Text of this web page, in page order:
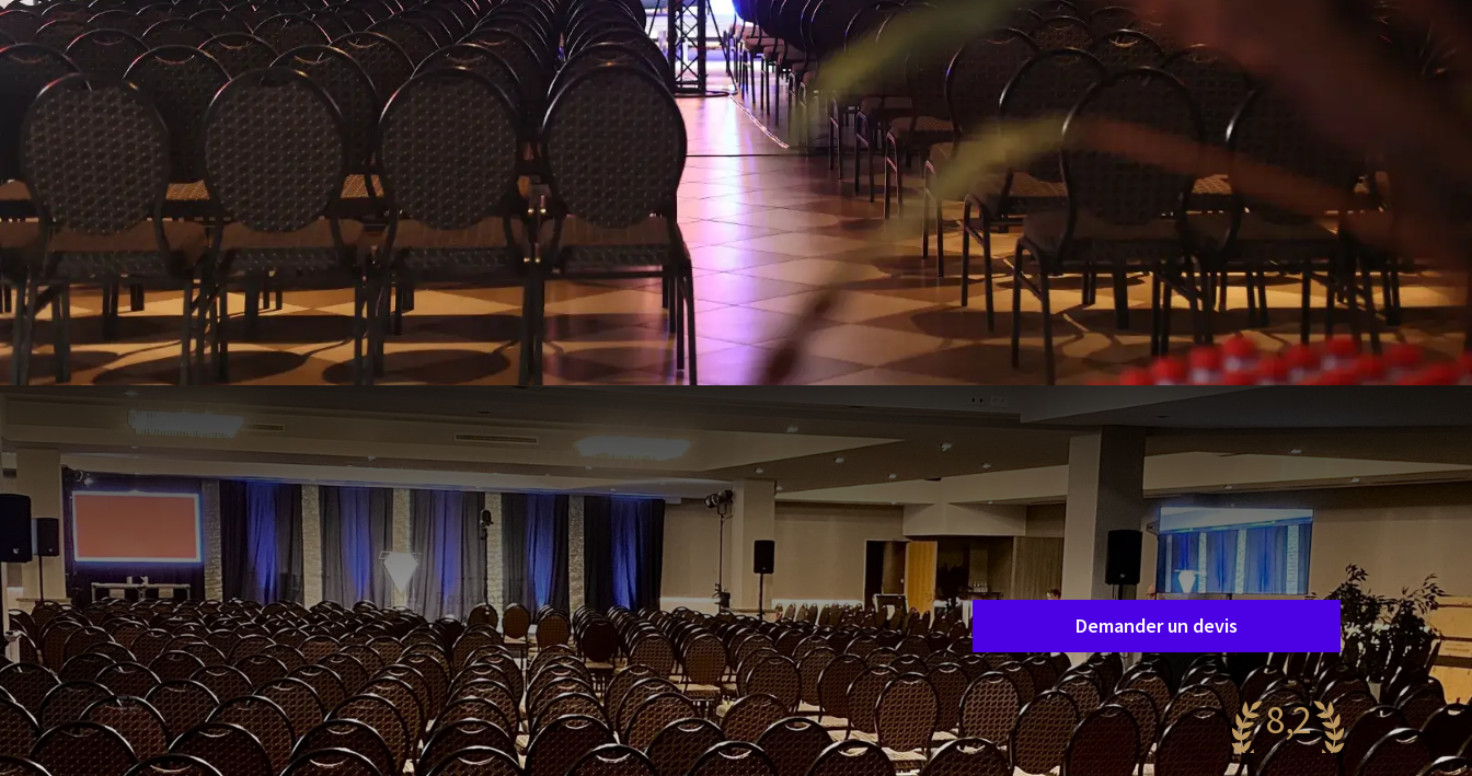
Boyington + Mermoz
Salles de réunion combinées .
En U
50
Boardroom
-
Théâtre
350
École
100
Réception
800
Gala
500
Exam
-
Cabaret
180
Carré
65
ÉQUIPEMENTS DE LA SALLE
Dans la salle
Demande de salle
Demandez un devis facilement et sans
engagement, et nous vous contacterons
rapidement pour définir ensemble vos besoins.
Demander un devis
8,2
Très agréable
493 reviews